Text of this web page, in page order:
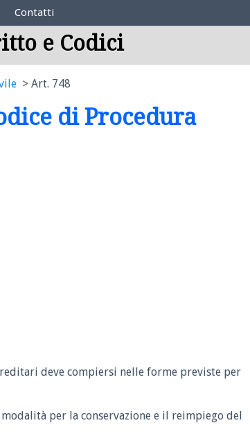
Contatti
e Codici
Art. 748
di Procedura
deve compiersi nelle forme previste per
per la conservazione e il reimpiego del